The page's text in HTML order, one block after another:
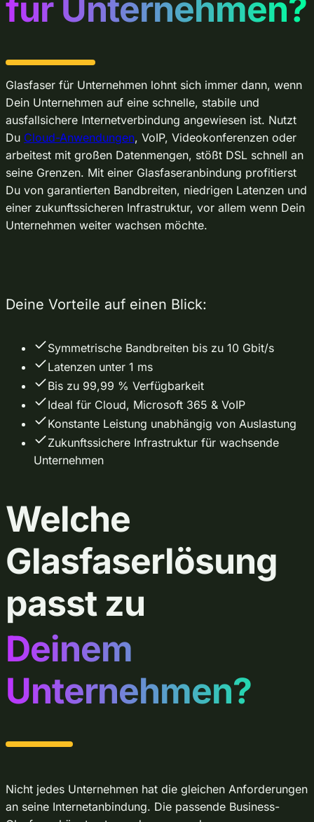
für Unternehmen?
Glasfaser für Unternehmen lohnt sich immer dann, wenn
Dein Unternehmen auf eine schnelle, stabile und
ausfallsichere Internetverbindung angewiesen ist. Nutzt
Du Cloud-Anwendungen, VoIP, Videokonferenzen oder
arbeitest mit großen Datenmengen, stößt DSL schnell an
seine Grenzen. Mit einer Glasfaseranbindung profitierst
Du von garantierten Bandbreiten, niedrigen Latenzen und
einer zukunftssicheren Infrastruktur, vor allem wenn Dein
Unternehmen weiter wachsen möchte.
Deine Vorteile auf einen Blick:
Symmetrische Bandbreiten bis zu 10 Gbit/s
Latenzen unter 1 ms
Bis zu 99,99 % Verfügbarkeit
Ideal für Cloud, Microsoft 365 & VoIP
Konstante Leistung unabhängig von Auslastung
Zukunftssichere Infrastruktur für wachsende
Unternehmen
Welche
Glasfaserlösung
passt zu
Deinem
Unternehmen?
Nicht jedes Unternehmen hat die gleichen Anforderungen
an seine Internetanbindung. Die passende Business-